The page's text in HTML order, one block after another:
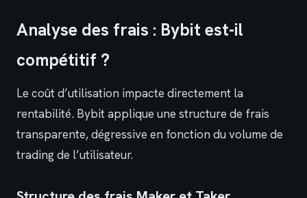
Analyse des frais : Bybit est-il
compétitif ?
Le coût d’utilisation impacte directement la
rentabilité. Bybit applique une structure de frais
transparente, dégressive en fonction du volume de
trading de l’utilisateur.